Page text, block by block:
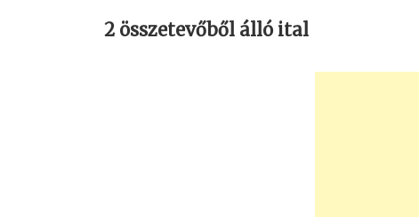
2 összetevőből álló ital